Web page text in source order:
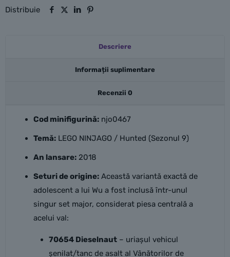
Distribuie
Descriere
Informații suplimentare
Recenzii 0
Cod minifigurină:njo0467
Temă:LEGO NINJAGO / Hunted (Sezonul 9)
An lansare:2018
Seturi de origine:Această variantă exactă de
adolescent a lui Wu a fost inclusă într-unul
singur set major, considerat piesa centrală a
acelui val:
70654 Dieselnaut– uriașul vehicul
șenilat/tanc de asalt al Vânătorilor de